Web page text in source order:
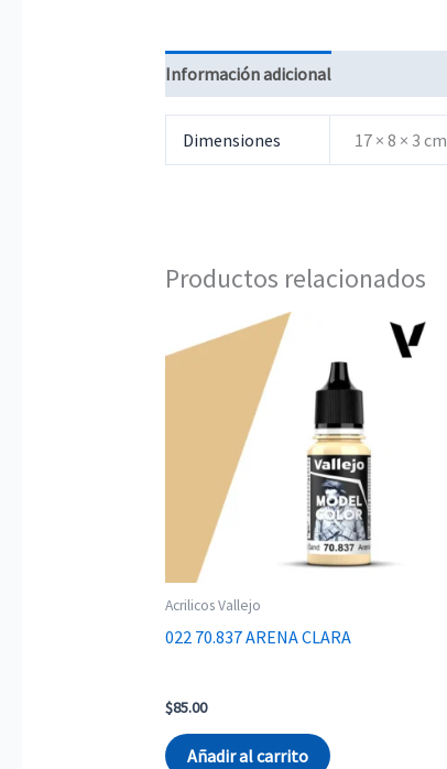
Información adicional
Dimensiones 17 × 8 × 3 cm
Productos relacionados
Acrilicos Vallejo
022 70.837 ARENA CLARA
$85.00
Añadir al carrito